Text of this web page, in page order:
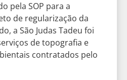
pela SOP para a
de regularização da
a São Judas Tadeu foi
de topografia e
contratados pelo